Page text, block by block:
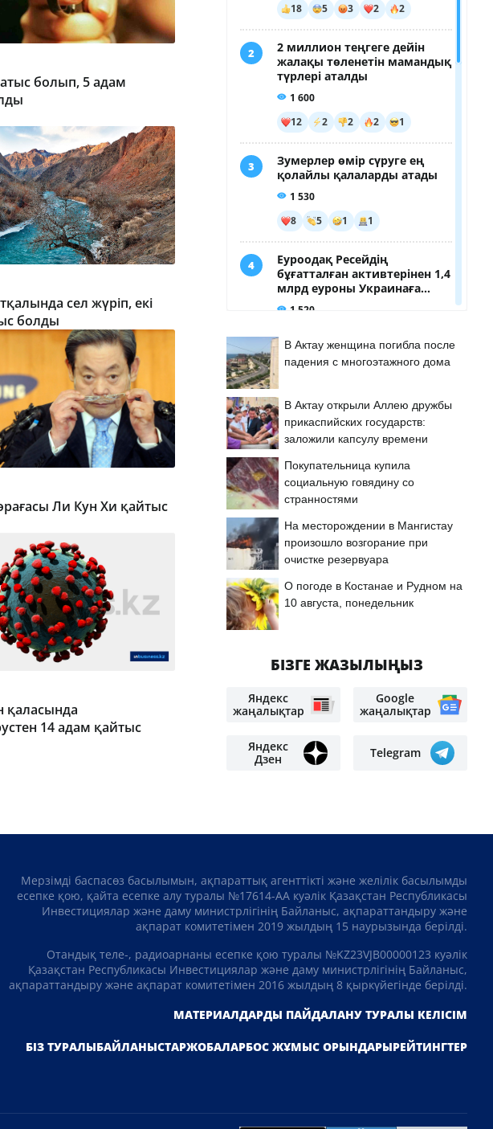
болып, 5 адам
сел жүріп, екі
болды
Ли Кун Хи қайтыс
қаласында
14 адам қайтыс
В Актау женщина погибла после
падения с многоэтажного дома
В Актау открыли Аллею дружбы
прикаспийских государств:
заложили капсулу времени
Покупательница купила
социальную говядину со
странностями
На месторождении в Мангистау
произошло возгорание при
очистке резервуара
О погоде в Костанае и Рудном на
10 августа, понедельник
БІЗГЕ ЖАЗЫЛЫҢЫЗ
Яндекс
жаңалықтар
Google
жаңалықтар
Яндекс
Дзен
Telegram
Мерзімді баспасөз басылымын, ақпараттық агенттікті және желілік басылымды
есепке қою, қайта есепке алу туралы №17614-АА куәлік Қазақстан Республикасы
Инвестициялар және даму министрлігінің Байланыс, ақпараттандыру және
ақпарат комитетімен 2019 жылдың 15 наурызында берілді.
Отандық теле-, радиоарнаны есепке қою туралы №KZ23VJB00000123 куәлік
Қазақстан Республикасы Инвестициялар және даму министрлігінің Байланыс,
ақпараттандыру және ақпарат комитетімен 2016 жылдың 8 қыркүйегінде берілді.
МАТЕРИАЛДАРДЫ ПАЙДАЛАНУ ТУРАЛЫ КЕЛІСІМ
БІЗ ТУРАЛЫБАЙЛАНЫСТАРЖОБАЛАРБОС ЖҰМЫС ОРЫНДАРЫРЕЙТИНГТЕР